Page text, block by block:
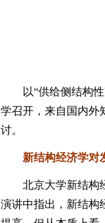
以“供给侧结构性
学召开，来自国内外
讨。
新结构经济学对发
北京大学新结构经
演讲中指出，新结构